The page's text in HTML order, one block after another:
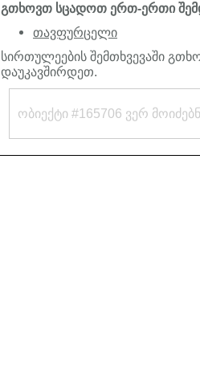
გთხოვთ სცადოთ ერთ-ერთი
თავფურცელი
სირთულეების შემთხვევაში
დაუკავშირდეთ.
ობიექტი #165706 ვერ